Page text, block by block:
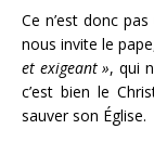
Ce n’est donc
nous invite le
et exigeant », qui
c’est bien le
sauver son Église.